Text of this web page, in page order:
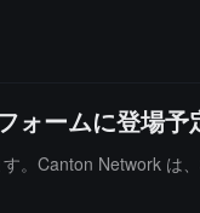
ォームに登場予
。Canton Network は